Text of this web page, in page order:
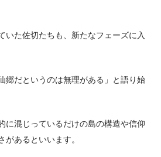
いた佐切たちも、新たなフェーズに入
郷だというのは無理がある」と語り始
に混じっているだけの島の構造や信仰
があるといいます。